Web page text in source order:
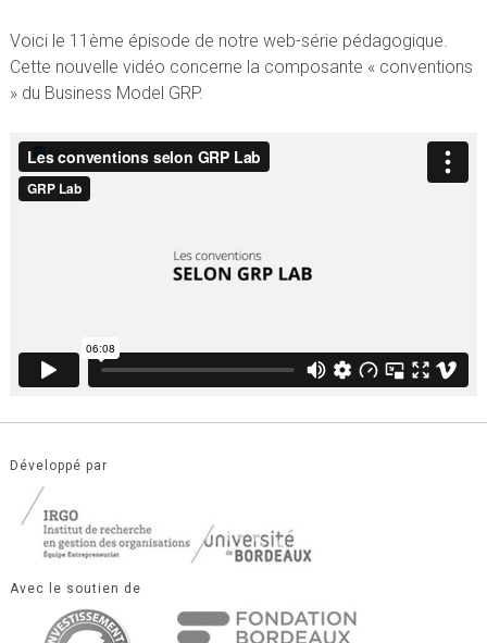
Voici le 11ème épisode de notre web-série pédagogique.
Cette nouvelle vidéo concerne la composante « conventions
» du Business Model GRP.
Développé par
Avec le soutien de